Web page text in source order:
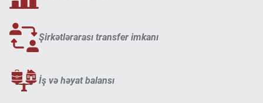
Şirkətlərarası transfer imkanı
İş və həyat balansı